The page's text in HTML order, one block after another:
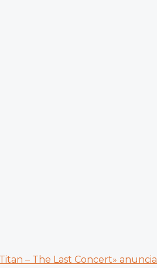
– The Last Concert»